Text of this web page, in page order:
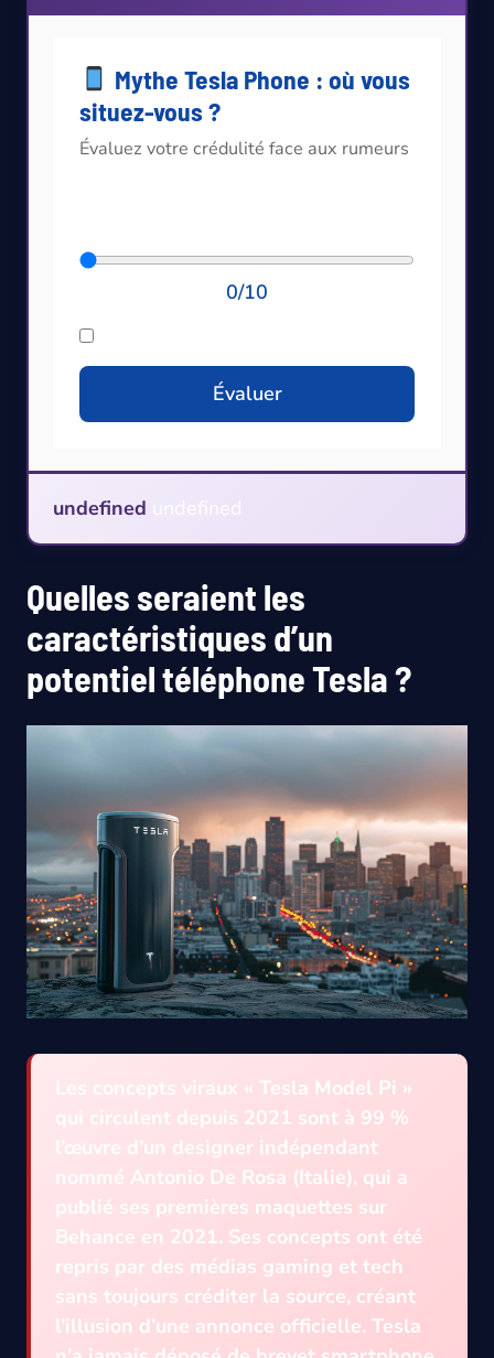
Mythe Tesla Phone : où vous
situez-vous ?
Évaluez votre crédulité face aux rumeurs
0/10
Évaluer
undefined undefined
Quelles seraient les
caractéristiques d’un
potentiel téléphone Tesla ?
Les concepts viraux « Tesla Model Pi »
qui circulent depuis 2021 sont à 99 %
l’œuvre d’un designer indépendant
nommé Antonio De Rosa (Italie), qui a
publié ses premières maquettes sur
Behance en 2021. Ses concepts ont été
repris par des médias gaming et tech
sans toujours créditer la source, créant
l’illusion d’une annonce officielle. Tesla